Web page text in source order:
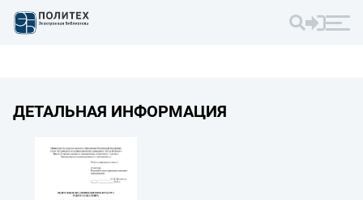
ДЕТАЛЬНАЯ ИНФОРМАЦИЯ